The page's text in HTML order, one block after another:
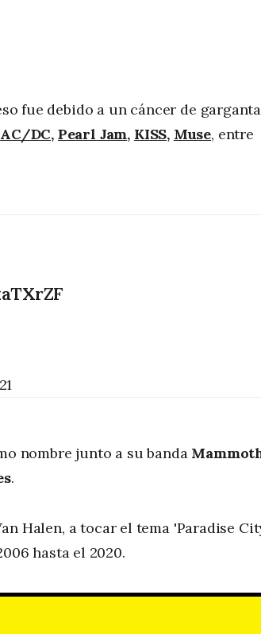
fue debido a un cáncer de
AC/DC, Pearl Jam, KISS, Muse, entre
nombre junto a su banda
.
Halen, a tocar el tema 'Paradise
hasta el 2020.